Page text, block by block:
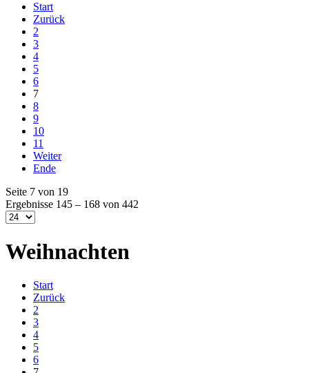
Start
Zurück
2
3
4
5
6
7
8
9
10
11
Weiter
Ende
Seite 7 von 19
Ergebnisse 145 – 168 von 442
Weihnachten
Start
Zurück
2
3
4
5
6